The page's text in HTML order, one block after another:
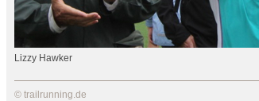
Lizzy Hawker
© trailrunning.de